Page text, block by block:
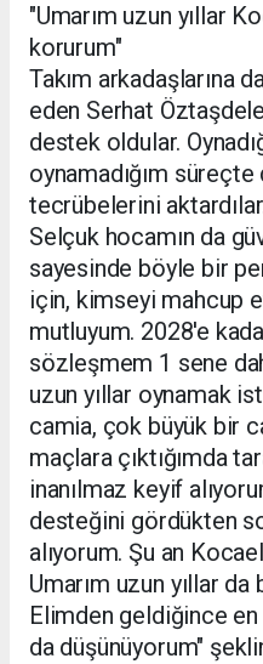
"Umarım uzun yıllar
korurum"
Takım arkadaşlarına
eden Serhat
destek oldular.
oynamadığım süreçte
tecrübelerini
Selçuk hocamın da
sayesinde böyle bir
için, kimseyi mahcup
mutluyum. 2028'e
sözleşmem 1 sene
uzun yıllar oynamak
camia, çok büyük bir
maçlara çıktığımda
inanılmaz keyif
desteğini gördükten
alıyorum. Şu an
Umarım uzun yıllar
Elimden geldiğince en
da düşünüyorum"